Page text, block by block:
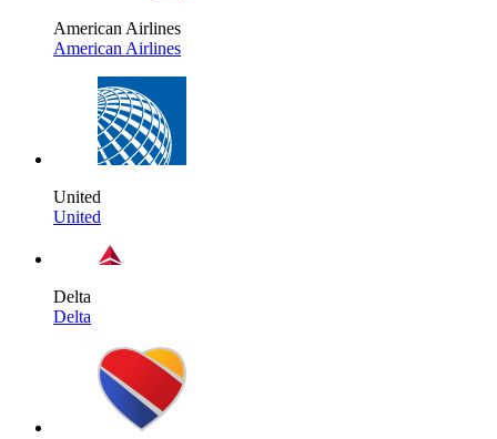
American Airlines
American Airlines
United
United
Delta
Delta